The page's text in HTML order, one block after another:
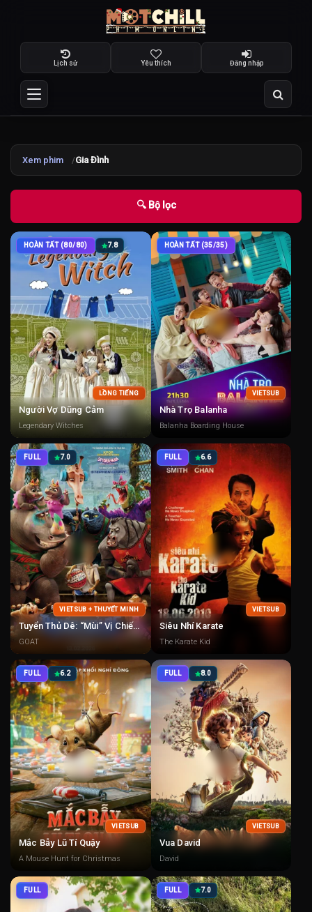
Lịch sử Yêu thích Đăng nhập
Xem phim Gia Đình
🔍 Bộ lọc
HOÀN TẤT (80/80) 7.8
LỒNG TIẾNG
Người Vợ Dũng Cảm
Legendary Witches
HOÀN TẤT (35/35)
VIETSUB
Nhà Trọ Balanha
Balanha Boarding House
FULL 7.0
VIETSUB + THUYẾT MINH
Tuyển Thủ Dê: “Mùi” Vị Chiến Thắng
GOAT
FULL 6.6
VIETSUB
Siêu Nhí Karate
The Karate Kid
FULL 6.2
VIETSUB
Mắc Bẫy Lũ Tí Quậy
A Mouse Hunt for Christmas
FULL 8.0
VIETSUB
Vua David
David
FULL FULL 7.0